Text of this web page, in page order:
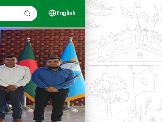
English